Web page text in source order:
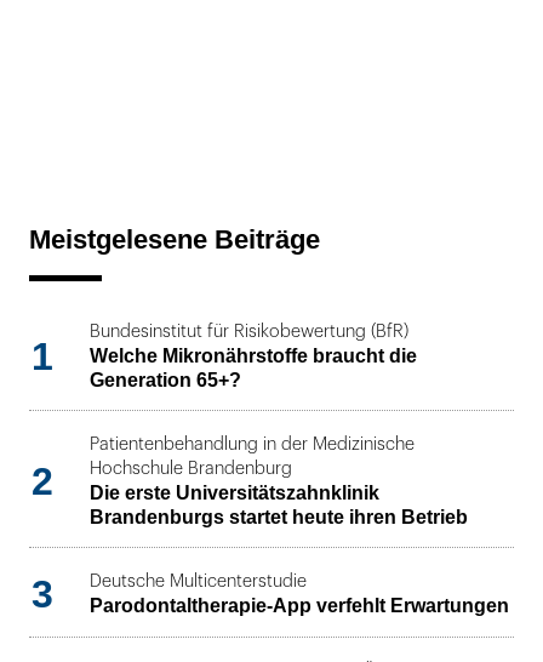
Meistgelesene Beiträge
1
Bundesinstitut für Risikobewertung (BfR)
Welche Mikronährstoffe braucht die
Generation 65+?
2
Patientenbehandlung in der Medizinische
Hochschule Brandenburg
Die erste Universitätszahnklinik
Brandenburgs startet heute ihren Betrieb
3 Deutsche Multicenterstudie
Parodontaltherapie-App verfehlt Erwartungen